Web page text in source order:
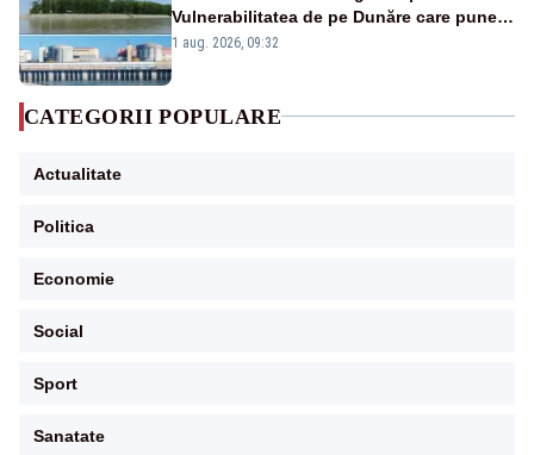
Vulnerabilitatea de pe Dunăre care pune
în pericol Centrala Cernavodă era
1 aug. 2026, 09:32
CATEGORII POPULARE
Actualitate
Politica
Economie
Social
Sport
Sanatate